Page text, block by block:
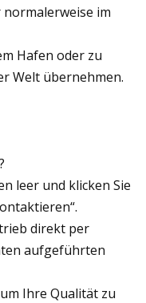
im
Hafen oder zu
Welt übernehmen.
leer und klicken Sie
direkt per
aufgeführten
Ihre Qualität zu